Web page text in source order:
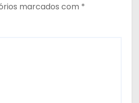
marcados com *